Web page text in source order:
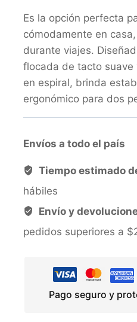
Es la opción perfecta
cómodamente en
durante viajes.
flocada de tacto suave
en espiral, brinda
ergonómico para dos
Envíos a todo el país
Tiempo estimado
hábiles
Envío y
pedidos superiores a
Pago seguro y